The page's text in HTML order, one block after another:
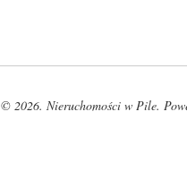
© 2026. Nieruchomości w Pile.